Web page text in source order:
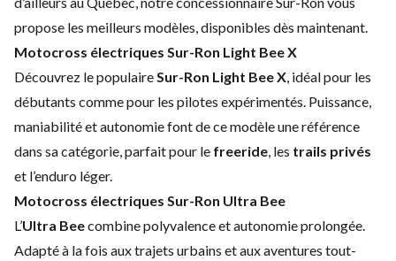
propose les meilleurs modèles, disponibles dès maintenant.
Motocross électriques Sur-Ron Light Bee X
Découvrez le populaireSur-Ron Light Bee X, idéal pour les
débutants comme pour les pilotes expérimentés. Puissance,
maniabilité et autonomie font de ce modèle une référence
dans sa catégorie, parfait pour le freeride, les trails privés
et l’enduro léger.
Motocross électriques Sur-Ron Ultra Bee
L’Ultra Beecombine polyvalence et autonomie prolongée.
Adapté à la fois aux trajets urbains et aux aventures tout-